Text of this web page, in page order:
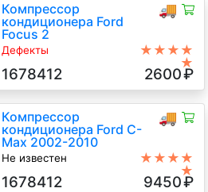
🚚
Компрессор
кондиционера Ford
Focus 2
Дефекты
1.8 Дизель, АКПП, Хетчбэк 5дв.,
2008 г.в.
★★★★
★
1678412 2600₽
🚚
Компрессор
кондиционера Ford C-
Max 2002-2010
Не известен
Минивэн, синий, 2006 г.в.
★★★★
★
1678412 9450₽